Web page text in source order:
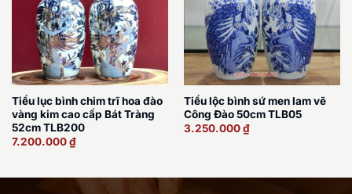
Tiểu lục bình chim trĩ hoa đào
vàng kim cao cấp Bát Tràng
52cm TLB200
7.200.000₫
Tiểu lộc bình sứ men lam vẽ
Công Đào 50cm TLB05
3.250.000₫